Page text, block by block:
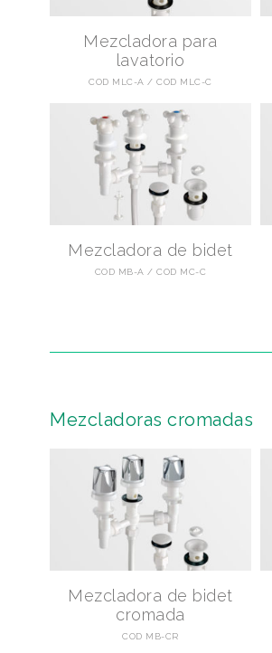
Mezcladora para
lavatorio
COD MLC-A COD MLC-C
Mezcladora de bidet
COD MB-A COD MC-C
Mezcladoras cromadas
Mezcladora de bidet
cromada
COD MB-CR